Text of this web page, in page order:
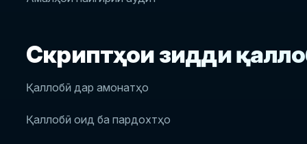
Скриптҳои зидди
Қаллобӣ дар амонатҳо
Қаллобӣ оид ба пардохтҳо